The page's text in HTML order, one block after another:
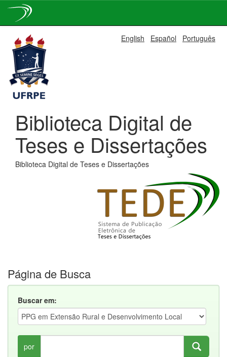
navigation
English Español Português
Biblioteca Digital de
Teses e Dissertações
Biblioteca Digital de Teses e Dissertações
Página de Busca
Buscar em:
por